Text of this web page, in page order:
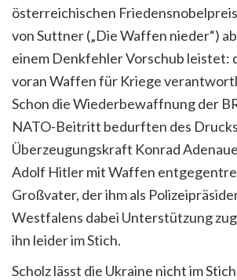
österreichischen
von Suttner („Die Waffen nieder“)
einem Denkfehler Vorschub leistet:
voran Waffen für Kriege
Schon die Wiederbewaffnung der
NATO-Beitritt bedurften des
Überzeugungskraft Konrad
Adolf Hitler mit Waffen
Großvater, der ihm als
Westfalens dabei Unterstützung
ihn leider im Stich.
Scholz lässt die Ukraine nicht im